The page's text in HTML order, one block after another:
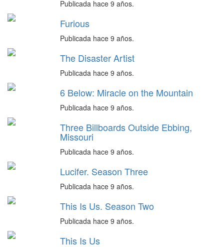
Publicada hace 9 años.
Furious
Publicada hace 9 años.
The Disaster Artist
Publicada hace 9 años.
6 Below: Miracle on the Mountain
Publicada hace 9 años.
Three Billboards Outside Ebbing,
Missouri
Publicada hace 9 años.
Lucifer. Season Three
Publicada hace 9 años.
This Is Us. Season Two
Publicada hace 9 años.
This Is Us